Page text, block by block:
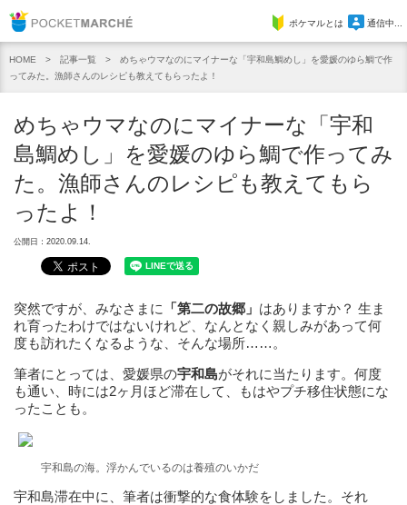
Pocket Marcheポケマルとは 通信中...
HOME 記事一覧
めちゃウマなのにマイナーな「宇和島鯛めし」を愛媛のゆら鯛で作
ってみた。漁師さんのレシピも教えてもらったよ！
めちゃウマなのにマイナーな「宇和
島鯛めし」を愛媛のゆら鯛で作ってみ
た。漁師さんのレシピも教えてもら
ったよ！
公開日：2020.09.14.
突然ですが、みなさまに 「第二の故郷」 はありますか？ 生ま
れ育ったわけではないけれど、なんとなく親しみがあって何
度も訪れたくなるような、そんな場所……。
筆者にとっては、愛媛県の宇和島がそれに当たります。何度
も通い、時には2ヶ月ほど滞在して、もはやプチ移住状態にな
ったことも。
宇和島の海。浮かんでいるのは養殖のいかだ
宇和島滞在中に、筆者は衝撃的な食体験をしました。それ